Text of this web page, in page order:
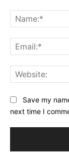
Save my
next time I